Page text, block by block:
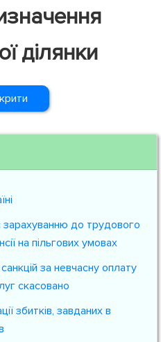
ділянки
зарахуванню до трудового
на пільгових умовах
за невчасну оплату
скасовано
збитків, завданих в